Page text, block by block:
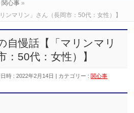
関心事 »
ンマリン」さん（長岡市：50代：女性）】
自慢話【「マリンマリ
：50代：女性）】
時 : 2022年2月14日 カテゴリー :関心事